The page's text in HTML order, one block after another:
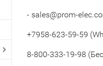
- sales@prom-
+7958-623-59-59
8-800-333-19-98